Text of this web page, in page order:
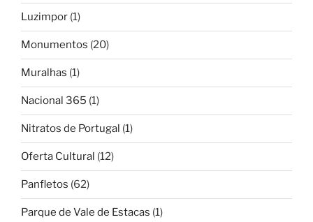
Luzimpor (1)
Monumentos (20)
Muralhas (1)
Nacional 365 (1)
Nitratos de Portugal (1)
Oferta Cultural (12)
Panfletos (62)
Parque de Vale de Estacas (1)